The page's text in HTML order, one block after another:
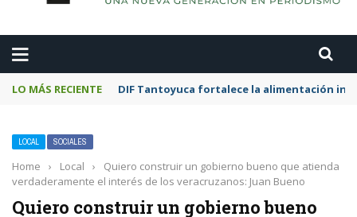
LO MÁS RECIENTE DIF Tantoyuca fortalece la alimentación
LOCAL SOCIALES
Home › Local ›
Quiero construir un gobierno bueno que atienda
verdaderamente el interés de los veracruzanos: Juan Bueno
Quiero construir un gobierno bueno